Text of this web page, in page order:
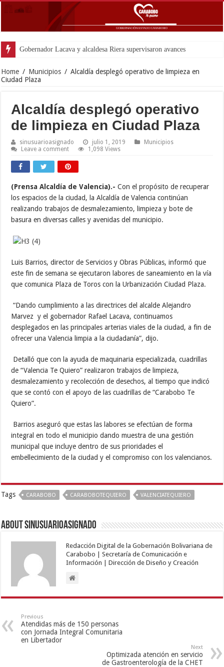
Home / Municipios / Alcaldía desplegó operativo de limpieza en
Ciudad Plaza
Alcaldía desplegó operativo
de limpieza en Ciudad Plaza
sinusuarioasignado julio 1, 2019
Municipios
Leave a comment
1,098 Views
(Prensa Alcaldía de Valencia).-Con el propósito de recuperar
los espacios de la ciudad, la Alcaldía de Valencia continúan
realizando trabajos de desmalezamiento, limpieza y bote de
basura en diversas calles y avenidas del municipio.
Luis Barrios, director de Servicios y Obras Públicas, informó que
este fin de semana se ejecutaron labores de saneamiento en la vía
que comunica Plaza de Toros con la Urbanización Ciudad Plaza.
“Dando cumplimiento a las directrices del alcalde Alejandro
Marvez y el gobernador Rafael Lacava, continuamos
desplegados en las principales arterias viales de la ciudad, a fin de
ofrecer una Valencia limpia a la ciudadanía”, dijo.
Detalló que con la ayuda de maquinaria especializada, cuadrillas
de “Valencia Te Quiero” realizaron trabajos de limpieza,
desmalezamiento y recolección de desechos, al tiempo que indicó
que se contó con el apoyo de las cuadrillas de “Carabobo Te
Quiero”.
Barrios aseguró que estas las labores se efectúan de forma
integral en todo el municipio dando muestra de una gestión
municipal que incluye dentro de sus prioridades el
embellecimiento de la ciudad y el compromiso con los valencianos.
Tags CARABOBO CARABOBOTEQUIERO VALENCIATEQUIERO
About sinusuarioasignado
Redacción Digital de la Gobernación Bolivariana de
Carabobo | Secretaría de Comunicación e
Información | Dirección de Diseño y Creación
Previous
Atendidas más de 150 personas
con Jornada Integral Comunitaria
en Libertador
Next
Optimizada atención en servicio
de Gastroenterología de la CHET